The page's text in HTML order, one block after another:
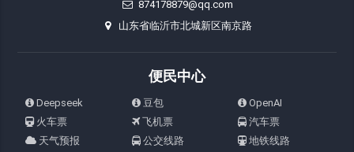
874178879@qq.com
山东省临沂市北城新区南京路
便民中心
Deepseek 豆包
OpenAI
火车票
飞机票
汽车票
天气预报
公交线路
地铁线路